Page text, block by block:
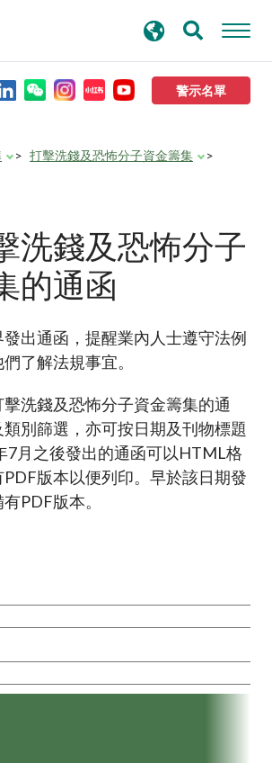
警示名單
打擊洗錢及恐怖分子資金籌集
洗錢及恐怖分子
的通函
出通函，提醒業內人士遵守法例
了解法規事宜。
洗錢及恐怖分子資金籌集的通
別篩選，亦可按日期及刊物標題
7月之後發出的通函可以HTML格
版本以便列印。早於該日期發
PDF版本。